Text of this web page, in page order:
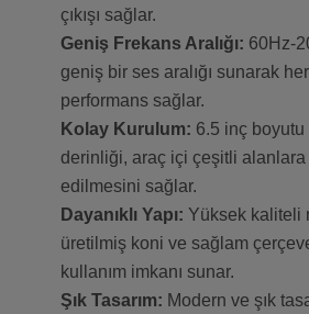
çıkışı sağlar.
Geniş Frekans Aralığı: 60Hz-
geniş bir ses aralığı sunarak
performans sağlar.
Kolay Kurulum: 6.5 inç
derinliği, araç içi çeşitli
edilmesini sağlar.
Dayanıklı Yapı: Yüksek kaliteli
üretilmiş koni ve sağlam
kullanım imkanı sunar.
Şık Tasarım: Modern ve şık